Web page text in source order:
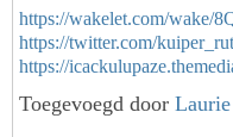
https://wakelet.com/wake/
https://twitter.com/
https://
Toegevoegd door Laurie